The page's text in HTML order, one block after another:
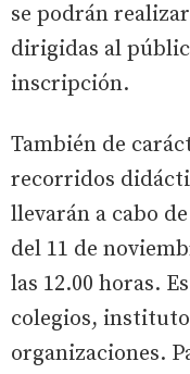
se podrán
dirigidas al
inscripción.
También de
recorridos
llevarán a cabo
del 11 de
las 12.00 horas.
colegios,
organizaciones.